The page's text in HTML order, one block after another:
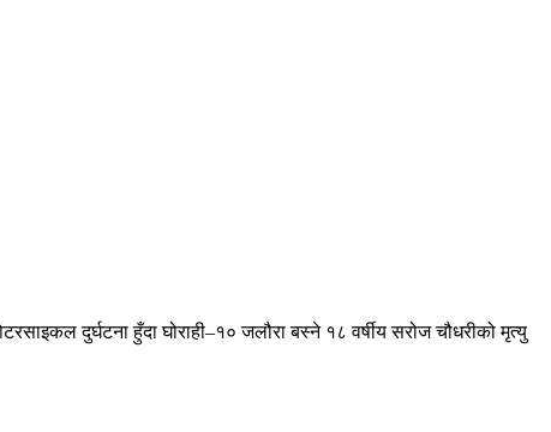
दुर्घटना हुँदा घोराही–१० जलौरा बस्ने १८ वर्षीय सरोज चौधरीको मृत्यु